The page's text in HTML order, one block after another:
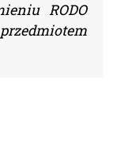
RODO